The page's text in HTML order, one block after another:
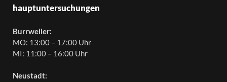
hauptuntersuchungen
Burrweiler:
MO: 13:00 – 17:00 Uhr
MI: 11:00 – 16:00 Uhr
Neustadt: